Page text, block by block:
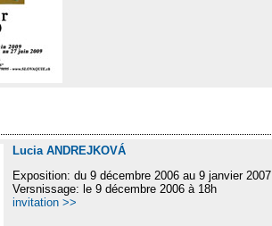
Lucia ANDREJKOVÁ
Exposition: du 9 décembre 2006 au 9 janvier 2007
Versnissage: le 9 décembre 2006 à 18h
invitation >>